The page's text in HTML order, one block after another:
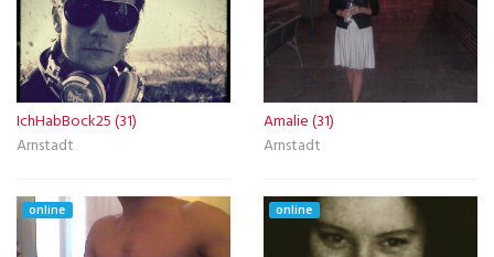
IchHabBock25 (31)
Arnstadt
Amalie (31)
Arnstadt
online online